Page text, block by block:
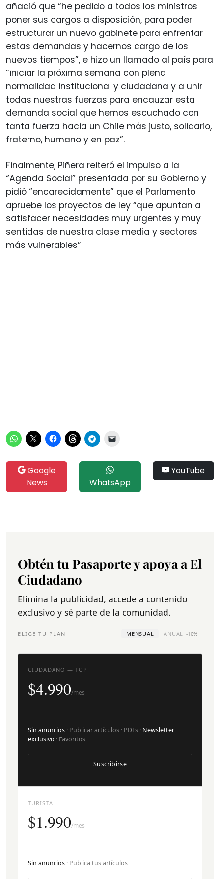
añadió que “he pedido a todos los ministros
poner sus cargos a disposición, para poder
estructurar un nuevo gabinete para enfrentar
estas demandas y hacernos cargo de los
nuevos tiempos”, e hizo un llamado al país para
“iniciar la próxima semana con plena
normalidad institucional y ciudadana y a unir
todas nuestras fuerzas para encauzar esta
demanda social que hemos escuchado con
tanta fuerza hacia un Chile más justo, solidario,
fraterno, humano y en paz”.
Finalmente, Piñera reiteró el impulso a la
“Agenda Social” presentada por su Gobierno y
pidió “encarecidamente” que el Parlamento
apruebe los proyectos de ley “que apuntan a
satisfacer necesidades muy urgentes y muy
sentidas de nuestra clase media y sectores
más vulnerables”.
Google
News
WhatsApp
YouTube
Obtén tu Pasaporte y apoya a El
Ciudadano
Elimina la publicidad, accede a contenido
exclusivo y sé parte de la comunidad.
ELIGE TU PLAN MENSUAL ANUAL -10%
TURISTA
$1.990/mes
Sin anuncios · Publica tus artículos
CIUDADANO — TOP
$4.990/mes
Sin anuncios · Publicar artículos · PDFs · Newsletter
exclusivo · Favoritos
Suscribirse